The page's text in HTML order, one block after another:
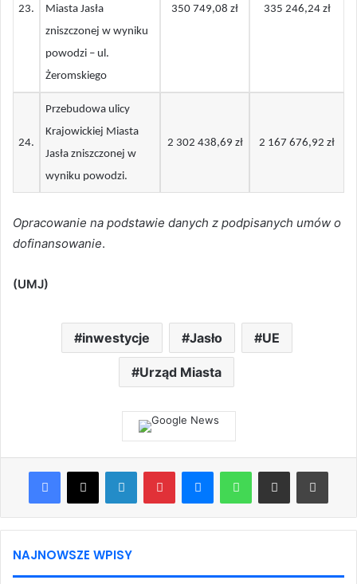
23.
Miasta Jasła
zniszczonej w wyniku
powodzi – ul.
Żeromskiego
350 749,08 zł 335 246,24 zł
24.
Przebudowa ulicy
Krajowickiej Miasta
Jasła zniszczonej w
wyniku powodzi.
2 302 438,69 zł 2 167 676,92 zł
Opracowanie na podstawie danych z podpisanych umów o
dofinansowanie.
(UMJ)
inwestycje Jasło UE
Urząd Miasta
Facebook
X LinkedInPinterestMessengerWhatsAppShare via Email Print
NAJNOWSZE WPISY